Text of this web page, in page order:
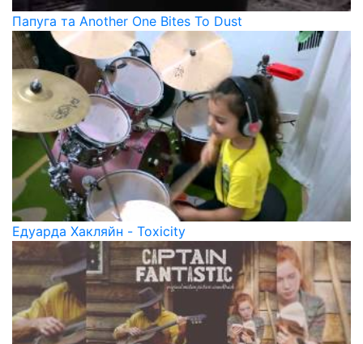
Папуга та Another One Bites To Dust
Едуарда Хакляйн - Toxicity